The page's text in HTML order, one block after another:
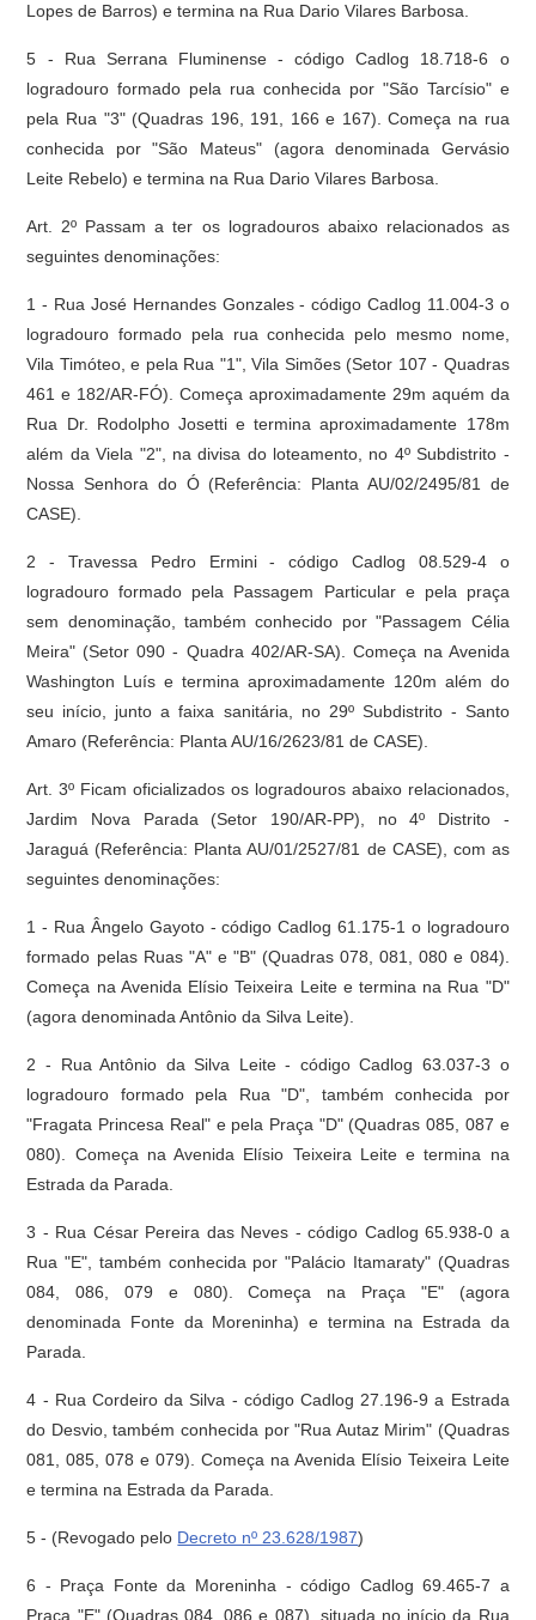
Lopes de Barros) e termina na Rua Dario Vilares Barbosa.
5 - Rua Serrana Fluminense - código Cadlog 18.718-6 o
logradouro formado pela rua conhecida por "São Tarcísio" e
pela Rua "3" (Quadras 196, 191, 166 e 167). Começa na rua
conhecida por "São Mateus" (agora denominada Gervásio
Leite Rebelo) e termina na Rua Dario Vilares Barbosa.
Art. 2º Passam a ter os logradouros abaixo relacionados as
seguintes denominações:
1 - Rua José Hernandes Gonzales - código Cadlog 11.004-3 o
logradouro formado pela rua conhecida pelo mesmo nome,
Vila Timóteo, e pela Rua "1", Vila Simões (Setor 107 - Quadras
461 e 182/AR-FÓ). Começa aproximadamente 29m aquém da
Rua Dr. Rodolpho Josetti e termina aproximadamente 178m
além da Viela "2", na divisa do loteamento, no 4º Subdistrito -
Nossa Senhora do Ó (Referência: Planta AU/02/2495/81 de
CASE).
2 - Travessa Pedro Ermini - código Cadlog 08.529-4 o
logradouro formado pela Passagem Particular e pela praça
sem denominação, também conhecido por "Passagem Célia
Meira" (Setor 090 - Quadra 402/AR-SA). Começa na Avenida
Washington Luís e termina aproximadamente 120m além do
seu início, junto a faixa sanitária, no 29º Subdistrito - Santo
Amaro (Referência: Planta AU/16/2623/81 de CASE).
Art. 3º Ficam oficializados os logradouros abaixo relacionados,
Jardim Nova Parada (Setor 190/AR-PP), no 4º Distrito -
Jaraguá (Referência: Planta AU/01/2527/81 de CASE), com as
seguintes denominações:
1 - Rua Ângelo Gayoto - código Cadlog 61.175-1 o logradouro
formado pelas Ruas "A" e "B" (Quadras 078, 081, 080 e 084).
Começa na Avenida Elísio Teixeira Leite e termina na Rua "D"
(agora denominada Antônio da Silva Leite).
2 - Rua Antônio da Silva Leite - código Cadlog 63.037-3 o
logradouro formado pela Rua "D", também conhecida por
"Fragata Princesa Real" e pela Praça "D" (Quadras 085, 087 e
080). Começa na Avenida Elísio Teixeira Leite e termina na
Estrada da Parada.
3 - Rua César Pereira das Neves - código Cadlog 65.938-0 a
Rua "E", também conhecida por "Palácio Itamaraty" (Quadras
084, 086, 079 e 080). Começa na Praça "E" (agora
denominada Fonte da Moreninha) e termina na Estrada da
Parada.
4 - Rua Cordeiro da Silva - código Cadlog 27.196-9 a Estrada
do Desvio, também conhecida por "Rua Autaz Mirim" (Quadras
081, 085, 078 e 079). Começa na Avenida Elísio Teixeira Leite
e termina na Estrada da Parada.
5 - (Revogado pelo Decreto nº 23.628/1987)
6 - Praça Fonte da Moreninha - código Cadlog 69.465-7 a
Praça "E" (Quadras 084, 086 e 087), situada no início da Rua